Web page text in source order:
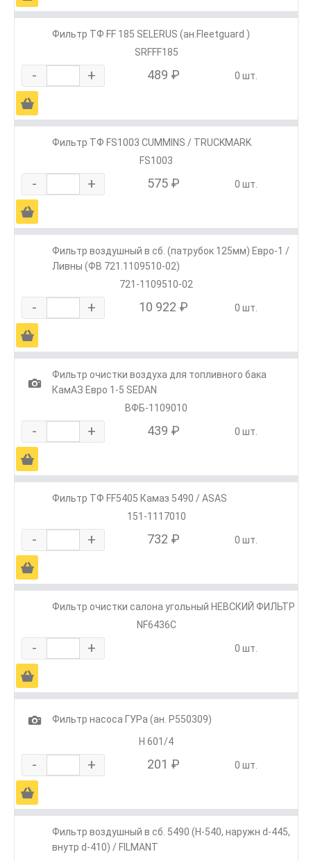
Фильтр ТФ FF 185 SELERUS (ан.Fleetguard )
SRFFF185
- + 489 ₽ 0 шт.
Ä
Фильтр ТФ FS1003 CUMMINS / TRUCKMARK
FS1003
- + 575 ₽ 0 шт.
Ä
Фильтр воздушный в сб. (патрубок 125мм) Евро-1 /
Ливны (ФВ 721.1109510-02)
721-1109510-02
- + 10 922 ₽ 0 шт.
Ä
1
Фильтр очистки воздуха для топливного бака
КамАЗ Евро 1-5 SEDAN
ВФБ-1109010
- + 439 ₽ 0 шт.
Ä
Фильтр ТФ FF5405 Камаз 5490 / ASAS
151-1117010
- + 732 ₽ 0 шт.
Ä
Фильтр очистки салона угольный НЕВСКИЙ ФИЛЬТР
NF6436C
- + 0 шт.
Ä
1
Фильтр насоса ГУРа (ан. Р550309)
H 601/4
- + 201 ₽ 0 шт.
Ä
Фильтр воздушный в сб. 5490 (H-540, наружн d-445,
внутр d-410) / FILMANT